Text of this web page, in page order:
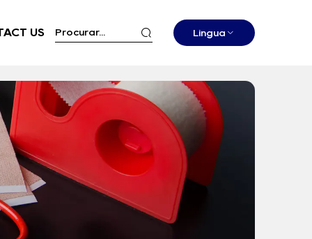
US Língua